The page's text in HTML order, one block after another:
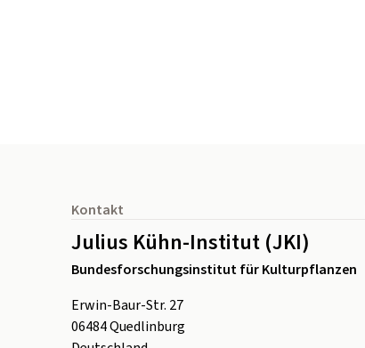
Kontakt
Julius Kühn-Institut (JKI)
Bundesforschungsinstitut für Kulturpflanzen
Erwin-Baur-Str. 27
06484Quedlinburg